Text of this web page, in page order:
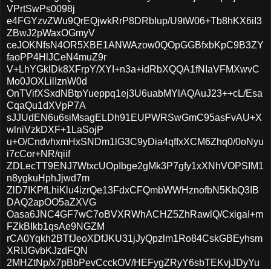
VPrtSwPs0098j
e4FGYzvZWu9QrEQjwkRrP8DRbIup/U9tW06+Tb8hKX6iI3
ZBwJ2pWaxOGmyV
ceJOKNfsN4OR5XBE1ANWAzow0QOpGGBfxbKpC9B3ZY
faoPP4HlJCeN4muZ9r
V+LhYGklDk8XFrpY/XYI+n3a+idRbXQQA1fNIaVFMXwvC
Mo0JOXLilIznW0d
OnTVifXSxdNBtpYueppq1ej3U6uabMYlAQAuJ23++cL/Esa
CqaQu1dXVpP7A
sJJUdEN6u6siMsagELDh91EUPWRSwGmC95asFvAU+X
wlniVzkDXF+1LaSojP
u+O/CndvhxmHxSNDm1lG3C9yDia4qffxXCM6Zhq0/0oNyu
i7cCor+NR/qiif
ZDLecTT9ENJ7WtxcUOpIbge2gMk3P7gfy1xXNhVOPSIM1
n8ygkuHphJjwd7m
ZlD7IKPfLhiKlu4izrQe13FdxCFQmbWWHznofbN5KbQ3IB
DAQ2apOO5aZXVG
Oasa6JNC4GF7wC7oBVXRWhACHZ5ZhRawlQ/CxigaI+m
FZkBIkb1qsAe9NGZM
rCA0Yqkh2BTfJeoXDfJKU31jJyQpzlm1Ro84CskGBEyhsm
XRIJGvbKJzdFQN
2MHZtNp/x7pBbPevCcckOV/HEFygZRyY6sbTEKvjJDyYu